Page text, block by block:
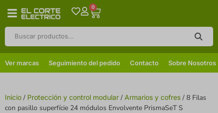
0
Ver marcas Seguimiento del pedido Contacto Sobre Nosotros
Inicio / Protección y control modular / Armarios y cofres / 8 Filas
con pasillo superfície 24 módulos Envolvente PrismaSeT S